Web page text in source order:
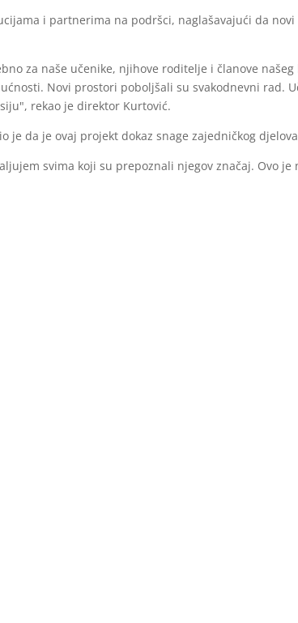
i partnerima na podršci, naglašavajući da
za naše učenike, njihove roditelje i članove
Novi prostori poboljšali su svakodnevni rad.
rekao je direktor Kurtović.
je da je ovaj projekt dokaz snage zajedničkog
svima koji su prepoznali njegov značaj. Ovo